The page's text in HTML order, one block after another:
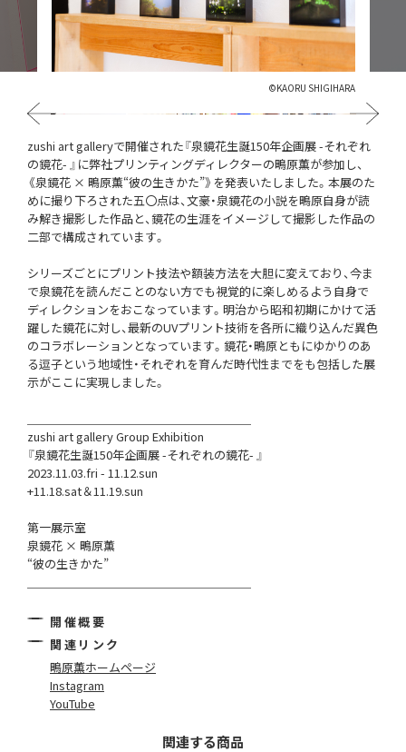
©️KAORU SHIGIHARA
Previous
Next
zushi art galleryで開催された『泉鏡花生誕150年企画展 -それぞれ
の鏡花- 』に弊社プリンティングディレクターの鴫原薫が参加し、
《泉鏡花 × 鴫原薫“彼の生きかた”》を発表いたしました。本展のた
めに撮り下ろされた五〇点は、文豪・泉鏡花の小説を鴫原自身が読
み解き撮影した作品と、鏡花の生涯をイメージして撮影した作品の
二部で構成されています。
シリーズごとにプリント技法や額装方法を大胆に変えており、今ま
で泉鏡花を読んだことのない方でも視覚的に楽しめるよう自身で
ディレクションをおこなっています。明治から昭和初期にかけて活
躍した鏡花に対し、最新のUVプリント技術を各所に織り込んだ異色
のコラボレーションとなっています。鏡花・鴫原ともにゆかりのあ
る逗子という地域性・それぞれを育んだ時代性までをも包括した展
示がここに実現しました。
zushi art gallery Group Exhibition
『泉鏡花生誕150年企画展 -それぞれの鏡花- 』
2023.11.03.fri - 11.12.sun
+11.18.sat＆11.19.sun
第一展示室
泉鏡花 × 鴫原薫
“彼の生きかた”
開催概要
関連リンク
鴫原薫ホームページ
Instagram
YouTube
関連する商品